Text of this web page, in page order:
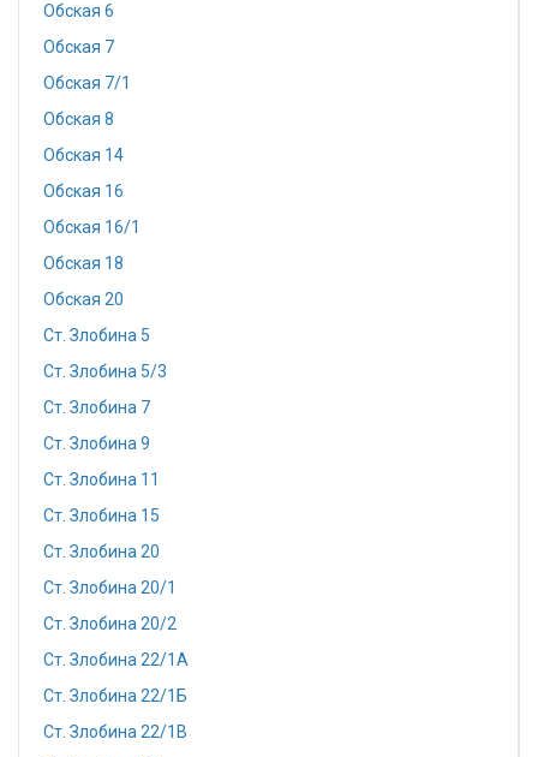
Обская 6
Обская 7
Обская 7/1
Обская 8
Обская 14
Обская 16
Обская 16/1
Обская 18
Обская 20
Ст. Злобина 5
Ст. Злобина 5/3
Ст. Злобина 7
Ст. Злобина 9
Ст. Злобина 11
Ст. Злобина 15
Ст. Злобина 20
Ст. Злобина 20/1
Ст. Злобина 20/2
Ст. Злобина 22/1А
Ст. Злобина 22/1Б
Ст. Злобина 22/1В